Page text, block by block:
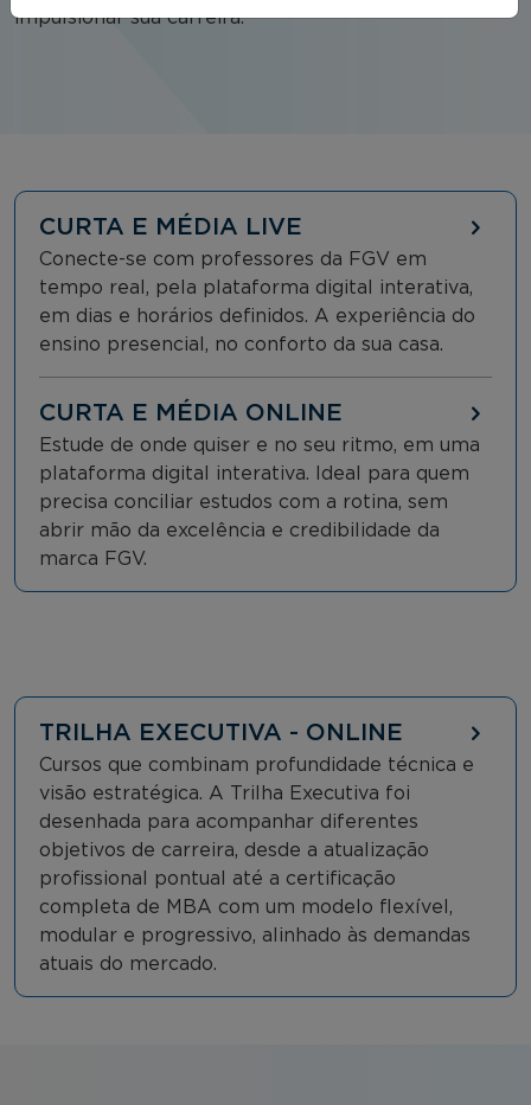
impulsionar sua carreira.
CURTA E MÉDIA LIVE
Conecte-se com professores da FGV em
tempo real, pela plataforma digital interativa,
em dias e horários definidos. A experiência do
ensino presencial, no conforto da sua casa.
CURTA E MÉDIA ONLINE
Estude de onde quiser e no seu ritmo, em uma
plataforma digital interativa. Ideal para quem
precisa conciliar estudos com a rotina, sem
abrir mão da excelência e credibilidade da
marca FGV.
TRILHA EXECUTIVA - ONLINE
Cursos que combinam profundidade técnica e
visão estratégica. A Trilha Executiva foi
desenhada para acompanhar diferentes
objetivos de carreira, desde a atualização
profissional pontual até a certificação
completa de MBA com um modelo flexível,
modular e progressivo, alinhado às demandas
atuais do mercado.